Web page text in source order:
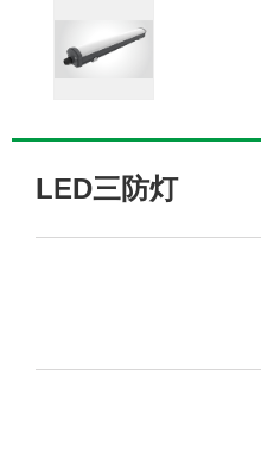
LED三防灯